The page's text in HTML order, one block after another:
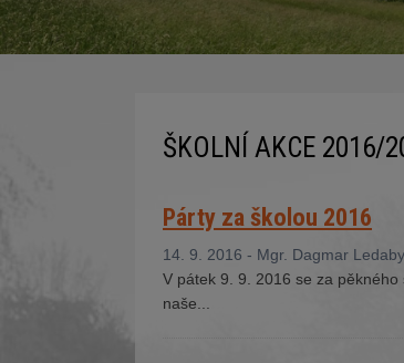
ŠKOLNÍ AKCE 2016/
Párty za školou 2016
14. 9. 2016 - Mgr. Dagmar
V pátek 9. 9. 2016 se za
naše...